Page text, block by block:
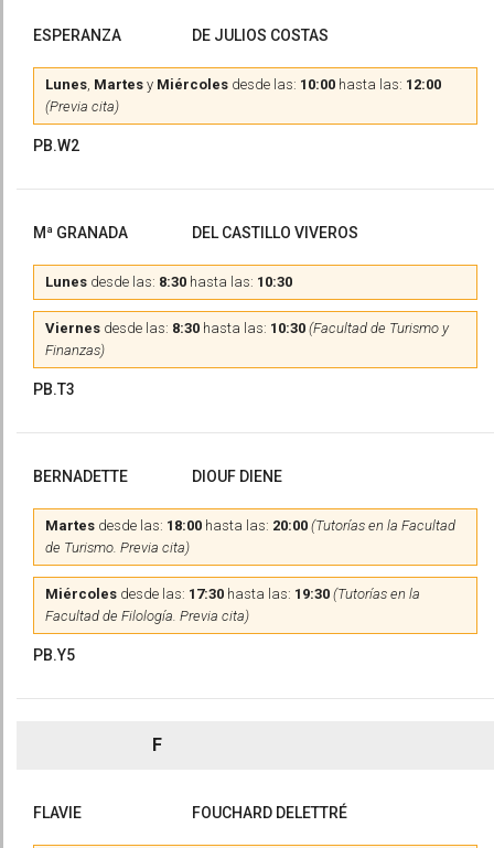
ESPERANZA DE JULIOS COSTAS
Lunes, Martes y Miércoles desde las: 10:00 hasta las: 12:00
(Previa cita)
PB.W2
Mª GRANADA DEL CASTILLO VIVEROS
Lunes desde las: 8:30 hasta las: 10:30
Viernes desde las: 8:30 hasta las: 10:30 (Facultad de Turismo y
Finanzas)
PB.T3
BERNADETTE DIOUF DIENE
Martes desde las: 18:00 hasta las: 20:00 (Tutorías en la Facultad
de Turismo. Previa cita)
Miércoles desde las: 17:30 hasta las: 19:30 (Tutorías en la
Facultad de Filología. Previa cita)
PB.Y5
F
FLAVIE FOUCHARD DELETTRÉ